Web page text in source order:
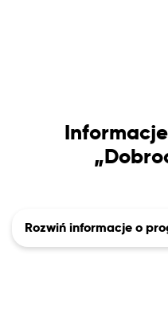
Rozwiń informacje o